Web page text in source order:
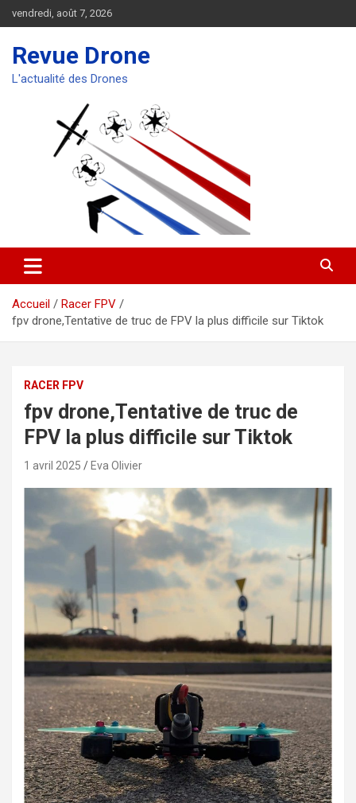
au
vendredi, août 7, 2026
Revue Drone
L'actualité des Drones
Accueil
Racer FPV
fpv drone,Tentative de truc de FPV la plus difficile sur Tiktok
RACER FPV
fpv drone,Tentative de truc de
FPV la plus difficile sur Tiktok
1 avril 2025 Eva Olivier